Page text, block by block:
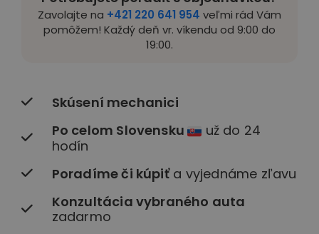
Zavolajte na +421 220 641 954 veľmi rád Vám
pomôžem! Každý deň vr. víkendu od 9:00 do
19:00.
Skúsení mechanici
Po celom Slovensku
už do 24
hodín
Poradíme či kúpiťa vyjednáme zľavu
Konzultácia vybraného auta
zadarmo